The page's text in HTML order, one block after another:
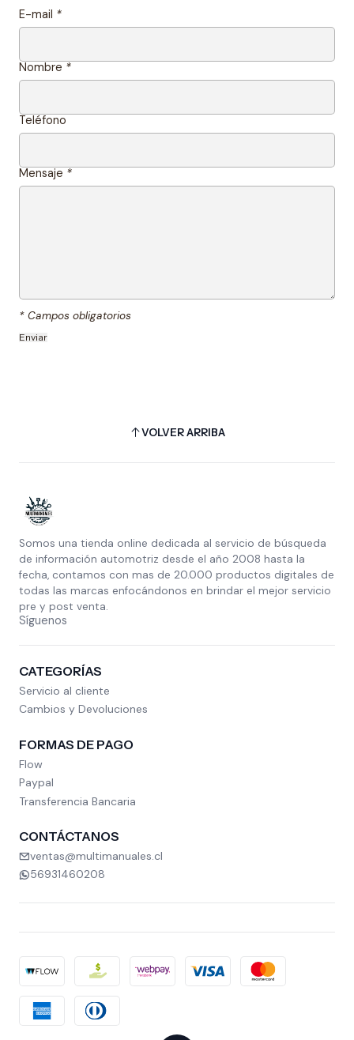
E-mail *
Nombre *
Teléfono
Mensaje *
* Campos obligatorios
VOLVER ARRIBA
Somos una tienda online dedicada al servicio de búsqueda
de información automotriz desde el año 2008 hasta la
fecha, contamos con mas de 20.000 productos digitales de
todas las marcas enfocándonos en brindar el mejor servicio
pre y post venta.
Síguenos
CATEGORÍAS
Servicio al cliente
Cambios y Devoluciones
FORMAS DE PAGO
Flow
Paypal
Transferencia Bancaria
CONTÁCTANOS
ventas@multimanuales.cl
56931460208